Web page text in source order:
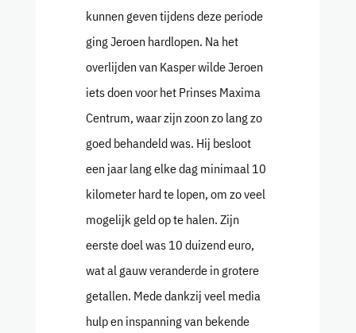
kunnen geven tijdens deze periode
ging Jeroen hardlopen. Na het
overlijden van Kasper wilde Jeroen
iets doen voor het Prinses Maxima
Centrum, waar zijn zoon zo lang zo
goed behandeld was. Hij besloot
een jaar lang elke dag minimaal 10
kilometer hard te lopen, om zo veel
mogelijk geld op te halen. Zijn
eerste doel was 10 duizend euro,
wat al gauw veranderde in grotere
getallen. Mede dankzij veel media
hulp en inspanning van bekende